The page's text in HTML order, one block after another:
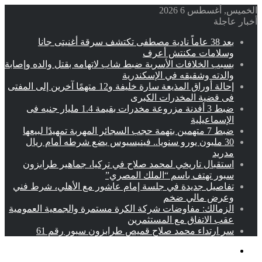
الخميس, أغسطس 6 2026
أخبار عاجلة
بعد 38 عاماً نادية مصطفى تكتشف سرقة أغنيتى جانا
وسلامات مكنتش أعرف
بسبب الخلافات الأسرية ضبط شاب لاتهامه بقتل والده وإصابة
والدته وشقيقه في الإسكندرية
إحالة أوراق المذيعة سارة خليفة و12 متهمًا آخرين إلى المفتى
فى قضية المخدرات الكبرى
ضبط 3 أفدنة مزروعة مخدرات بقيمة 1.4 مليار جنيه فى
الإسماعيلية
ضبط 7 متهمين بتهمة حجب السجائر المهربة تمهيدًا لبيعها
30 مليون يورو سنويا.. فينيسيوس يضع شرطه أمام ريال
مدريد
استقبال تاريخي لمحمد صلاح في تركيا، جماهير طرابزون
سبور تهتف باسم “الملك المصري”
تفاصيل جديدة في جلسة إمام عاشور مع الأهلي، شرط فني
وعرض مالي ضخم
الزمالك: مفاوضات شركة الكرة مستمرة والجمعية العمومية
عقب الاتفاق مع المستثمرين
سر ارتداء محمد صلاح قميص طرابزون سبور رقم 61